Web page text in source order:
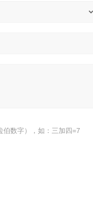
伯数字），如：三加四=7